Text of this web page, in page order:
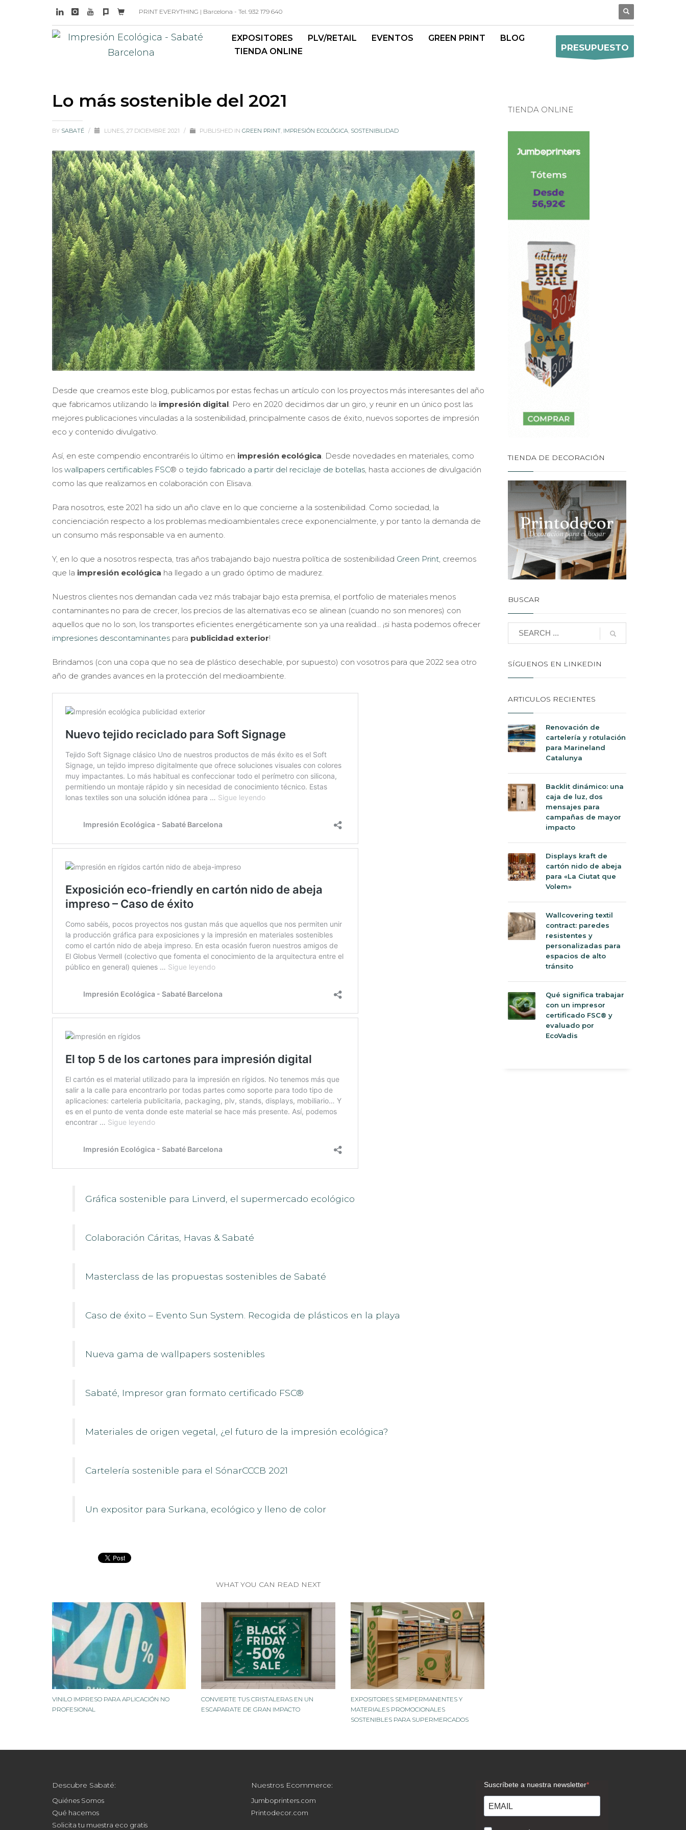
PRINT EVERYTHING | Barcelona - Tel. 932 179 640
EXPOSITORES PLV/RETAIL EVENTOS GREEN PRINT
BLOG
TIENDA ONLINE
PRESUPUESTO
Lo más sostenible del 2021
BY SABATÉ / LUNES, 27 DICIEMBRE 2021 / PUBLISHED IN GREEN PRINT, IMPRESIÓN ECOLÓGICA, SOSTENIBILIDAD
Desde que creamos este blog, publicamos por estas fechas un artículo con los proyectos más interesantes del año
que fabricamos utilizando la impresión digital . Pero en 2020 decidimos dar un giro, y reunir en un único post las
mejores publicaciones vinculadas a la sostenibilidad, principalmente casos de éxito, nuevos soportes de impresión
eco y contenido divulgativo.
Así, en este compendio encontraréis lo último en impresión ecológica . Desde novedades en materiales, como
los wallpapers certificables FSC® o tejido fabricado a partir del reciclaje de botellas , hasta acciones de divulgación
como las que realizamos en colaboración con Elisava.
Para nosotros, este 2021 ha sido un año clave en lo que concierne a la sostenibilidad. Como sociedad, la
concienciación respecto a los problemas medioambientales crece exponencialmente, y por tanto la demanda de
un consumo más responsable va en aumento.
Y, en lo que a nosotros respecta, tras años trabajando bajo nuestra política de sostenibilidad Green Print , creemos
que la impresión ecológica ha llegado a un grado óptimo de madurez.
Nuestros clientes nos demandan cada vez más trabajar bajo esta premisa, el portfolio de materiales menos
contaminantes no para de crecer, los precios de las alternativas eco se alinean (cuando no son menores) con
aquellos que no lo son, los transportes eficientes energéticamente son ya una realidad… ¡si hasta podemos ofrecer
impresiones descontaminantes para publicidad exterior!
Brindamos (con una copa que no sea de plástico desechable, por supuesto) con vosotros para que 2022 sea otro
año de grandes avances en la protección del medioambiente.
Gráfica sostenible para Linverd, el supermercado ecológico
Colaboración Cáritas, Havas & Sabaté
Masterclass de las propuestas sostenibles de Sabaté
Caso de éxito – Evento Sun System. Recogida de plásticos en la playa
Nueva gama de wallpapers sostenibles
Sabaté, Impresor gran formato certificado FSC®
Materiales de origen vegetal, ¿el futuro de la impresión ecológica?
Cartelería sostenible para el SónarCCCB 2021
Un expositor para Surkana, ecológico y lleno de color
WHAT YOU CAN READ NEXT
VINILO IMPRESO PARA APLICACIÓN NO
PROFESIONAL
CONVIERTE TUS CRISTALERAS EN UN
ESCAPARATE DE GRAN IMPACTO
EXPOSITORES SEMIPERMANENTES Y
MATERIALES PROMOCIONALES
SOSTENIBLES PARA SUPERMERCADOS
TIENDA ONLINE
TIENDA DE DECORACIÓN
BUSCAR
SÍGUENOS EN LINKEDIN
ARTICULOS RECIENTES
Renovación de
cartelería y rotulación
para Marineland
Catalunya
Backlit dinámico: una
caja de luz, dos
mensajes para
campañas de mayor
impacto
Displays kraft de
cartón nido de abeja
para «La Ciutat que
Volem»
Wallcovering textil
contract: paredes
resistentes y
personalizadas para
espacios de alto
tránsito
Qué significa trabajar
con un impresor
certificado FSC® y
evaluado por
EcoVadis
Descubre Sabaté:
Quiénes Somos
Qué hacemos
Solicita tu muestra eco gratis
Nuestros Ecommerce:
Jumboprinters.com
Printodecor.com